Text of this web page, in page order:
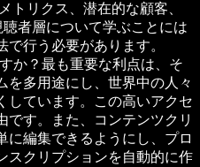
トリクス、潜在的な顧客、
聴者層について学ぶことには
行う必要があります。
か？最も重要な利点は、そ
を多用途にし、世界中の人々
しています。この高いアクセ
です。また、コンテンツクリ
に編集できるようにし、プロ
スクリプションを自動的に作